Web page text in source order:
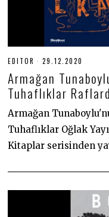
EDITOR 29.12.2020
.
1
2
2
0
2
0
Armağan
Tuhaflıklar
Armağan
Tuhaflıklar Oğlak
Kitaplar serisinden